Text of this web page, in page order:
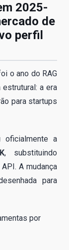
2025-
de
perfil
o ano do RAG
a era
para startups
oficialmente a
, substituindo
A mudança
para
por